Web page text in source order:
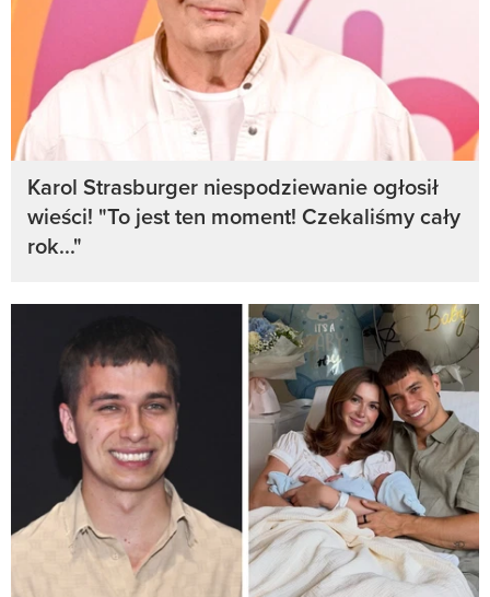
Karol Strasburger niespodziewanie ogłosił
wieści! "To jest ten moment! Czekaliśmy cały
rok..."